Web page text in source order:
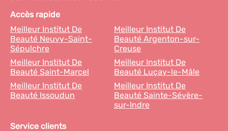
Accès rapide
Meilleur Institut De
Beauté Neuvy-Saint-
Sépulchre
Meilleur Institut De
Beauté Argenton-sur-
Creuse
Meilleur Institut De
Beauté Saint-Marcel
Meilleur Institut De
Beauté Luçay-le-Mâle
Meilleur Institut De
Beauté Issoudun
Meilleur Institut De
Beauté Sainte-Sévère-
sur-Indre
Service clients